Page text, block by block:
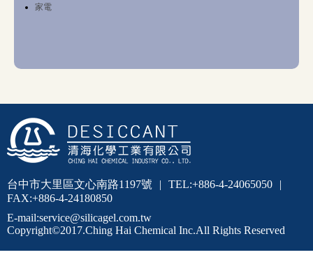
家電
台中市大里區文心南路1197號 | TEL:+886-4-24065050
|
FAX:+886-4-24180850
E-mail:service@silicagel.com.tw
Copyright©2017.Ching Hai Chemical Inc.All Rights Reserved